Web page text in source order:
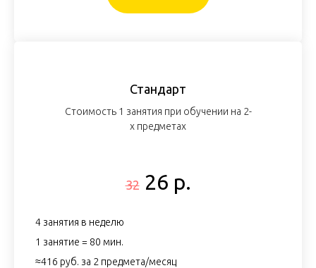
Стандарт
Стоимость 1 занятия при обучении на 2-
х предметах
3226 р.
4 занятия в неделю
1 занятие = 80 мин.
≈416 руб. за 2 предмета/месяц